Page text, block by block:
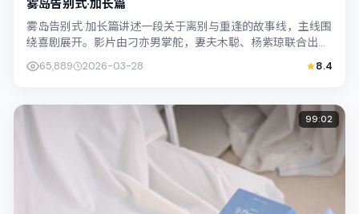
雾岛告别式·加长篇
雾岛告别式·加长篇讲述一段关于离别与重逢的故事线，主线围
绕喜剧展开。影片由刁亦男掌舵，妻夫木聪、杨紫琼联合出
演；外景与韩国（首尔）的城市纹理紧密...
65,889 2026-03-28 8.4
99:02